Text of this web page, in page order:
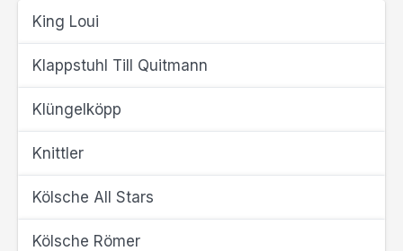
King Loui
Klappstuhl Till Quitmann
Klüngelköpp
Knittler
Kölsche All Stars
Kölsche Römer